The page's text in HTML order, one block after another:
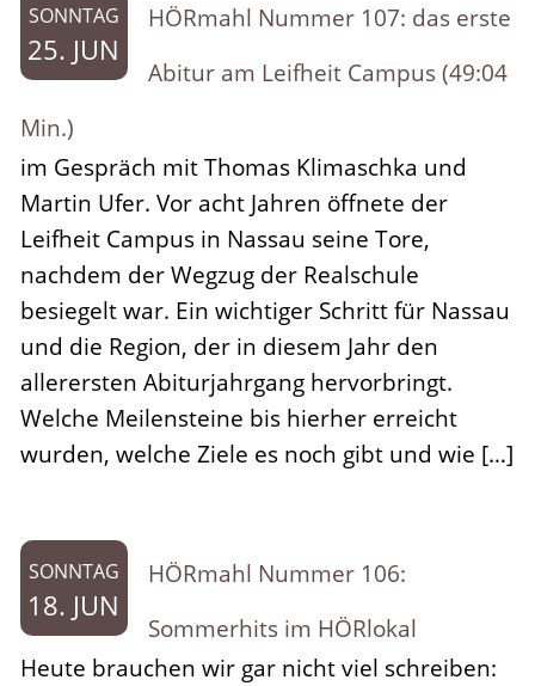
Über das Projekt
Kontakt
SONNTAG
25. JUN
HÖRmahl Nummer 107: das erste
Abitur am Leifheit Campus (49:04
Min.)
im Gespräch mit Thomas Klimaschka und
Martin Ufer. Vor acht Jahren öffnete der
Leifheit Campus in Nassau seine Tore,
nachdem der Wegzug der Realschule
besiegelt war. Ein wichtiger Schritt für Nassau
und die Region, der in diesem Jahr den
allerersten Abiturjahrgang hervorbringt.
Welche Meilensteine bis hierher erreicht
wurden, welche Ziele es noch gibt und wie […]
SONNTAG
18. JUN
HÖRmahl Nummer 106:
Sommerhits im HÖRlokal
Heute brauchen wir gar nicht viel schreiben: